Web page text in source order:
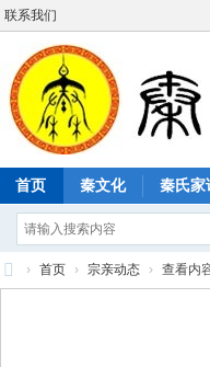
联系我们
首页 秦文化 秦氏家
› 首页 › 宗亲动态 › 查看内